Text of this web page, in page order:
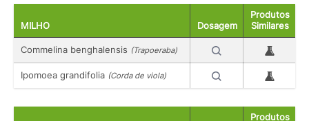
MILHO Dosagem
Produtos
Similares
Commelina benghalensis (Trapoeraba)
Ipomoea grandifolia (Corda de viola)
Produtos